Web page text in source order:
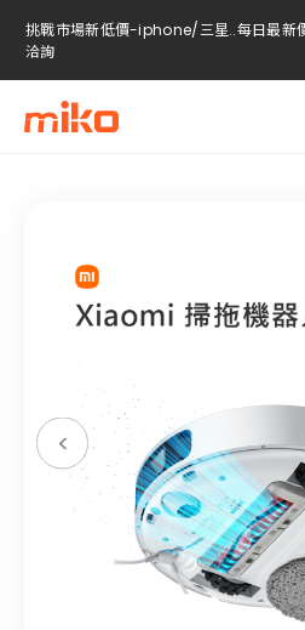
挑戰市場新低價-iphone/三星..每日最新
洽詢
挑戰市場新低價-iphone/三星..每日最新
洽詢
挑戰市場新低價-iphone/三星..每日最新